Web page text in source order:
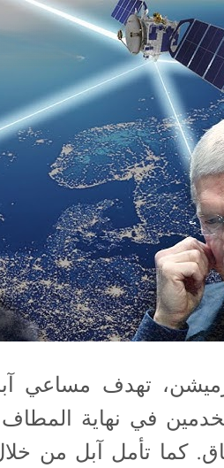
تهدف مساعي
في نهاية
كما تأمل آبل من